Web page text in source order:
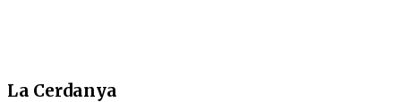
La Cerdanya